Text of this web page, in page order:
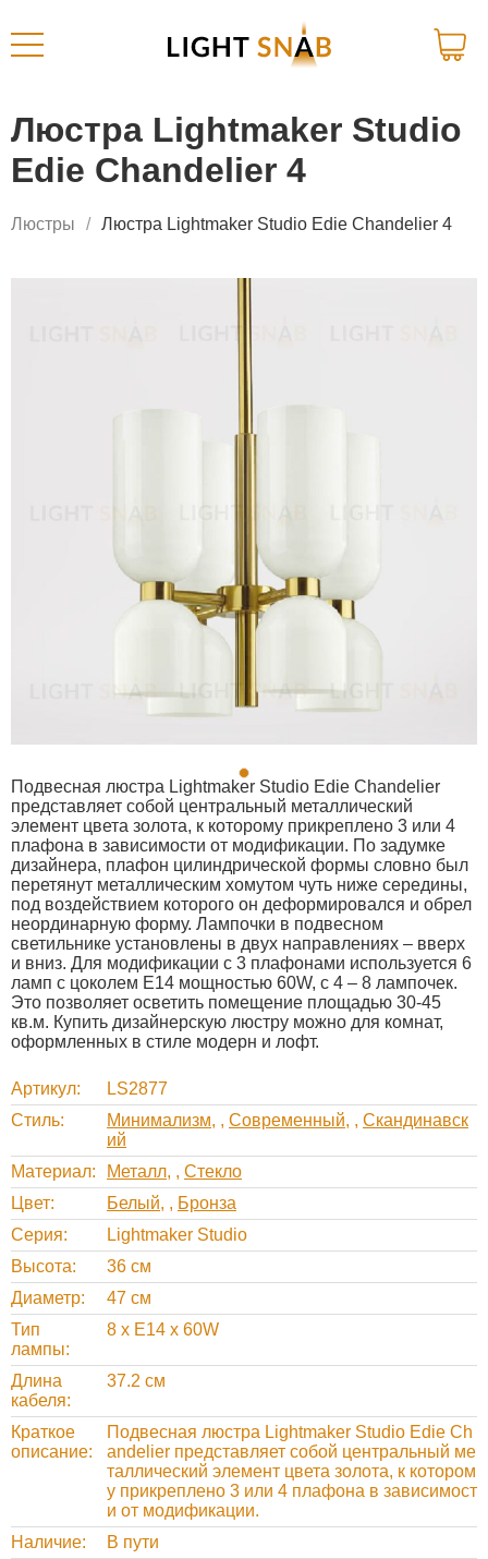
Люстра Lightmaker Studio
Edie Chandelier 4
Люстры Люстра Lightmaker Studio Edie Chandelier 4
Подвесная люстра Lightmaker Studio Edie Chandelier
представляет собой центральный металлический
элемент цвета золота, к которому прикреплено 3 или 4
плафона в зависимости от модификации. По задумке
дизайнера, плафон цилиндрической формы словно был
перетянут металлическим хомутом чуть ниже середины,
под воздействием которого он деформировался и обрел
неординарную форму. Лампочки в подвесном
светильнике установлены в двух направлениях – вверх
и вниз. Для модификации с 3 плафонами используется 6
ламп с цоколем E14 мощностью 60W, с 4 – 8 лампочек.
Это позволяет осветить помещение площадью 30-45
кв.м. Купить дизайнерскую люстру можно для комнат,
оформленных в стиле модерн и лофт.
Артикул
LS2877
Стиль
Минимализм , Современный , Скандинавск
ий
Материал
Металл , Стекло
Цвет
Белый , Бронза
Серия
Lightmaker Studio
Высота
36 см
Диаметр
47 см
Тип
лампы
8 x E14 x 60W
Длина
кабеля
37.2 см
Краткое
описание
Подвесная люстра Lightmaker Studio Edie Ch
andelier представляет собой центральный ме
таллический элемент цвета золота, к котором
у прикреплено 3 или 4 плафона в зависимост
и от модификации.
Наличие
В пути